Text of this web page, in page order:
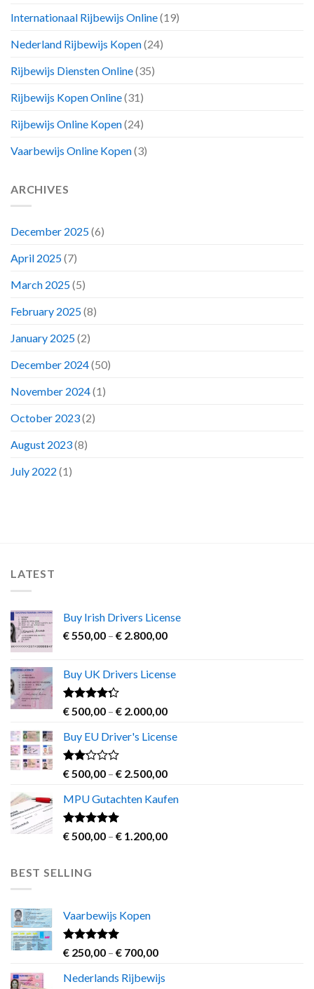
Internationaal Rijbewijs Online(19)
Nederland Rijbewijs Kopen(24)
Rijbewijs Diensten Online(35)
Rijbewijs Kopen Online(31)
Rijbewijs Online Kopen(24)
Vaarbewijs Online Kopen(3)
ARCHIVES
December 2025(6)
April 2025(7)
March 2025(5)
February 2025(8)
January 2025(2)
December 2024(50)
November 2024(1)
October 2023(2)
August 2023(8)
July 2022 (1)
LATEST
Buy Irish Drivers License
€ 550,00 – € 2.800,00Price
through
Buy UK Drivers License
Rated
out
of 5
€ 500,00 – € 2.000,00Price
€ 500,00
€ 2.000,00
Buy EU Driver's License
Rated
out
of 5
€ 500,00 – € 2.500,00Price
€ 500,00
€ 2.500,00
MPU Gutachten Kaufen
Rated5.00
out of 5
€ 500,00 – € 1.200,00Price
BEST SELLING
Vaarbewijs Kopen
Rated4.63
out of 5
€ 250,00 – € 700,00Price
€ 250,00
Nederlands Rijbewijs